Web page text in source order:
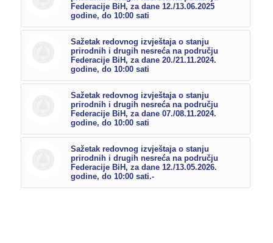
Federacije BiH, za dane 12./13.06.2025
godine, do 10:00 sati
Sažetak redovnog izvještaja o stanju
prirodnih i drugih nesreća na području
Federacije BiH, za dane 20./21.11.2024.
godine, do 10:00 sati
Sažetak redovnog izvještaja o stanju
prirodnih i drugih nesreća na području
Federacije BiH, za dane 07./08.11.2024.
godine, do 10:00 sati
Sažetak redovnog izvještaja o stanju
prirodnih i drugih nesreća na području
Federacije BiH, za dane 12./13.05.2026.
godine, do 10:00 sati.-